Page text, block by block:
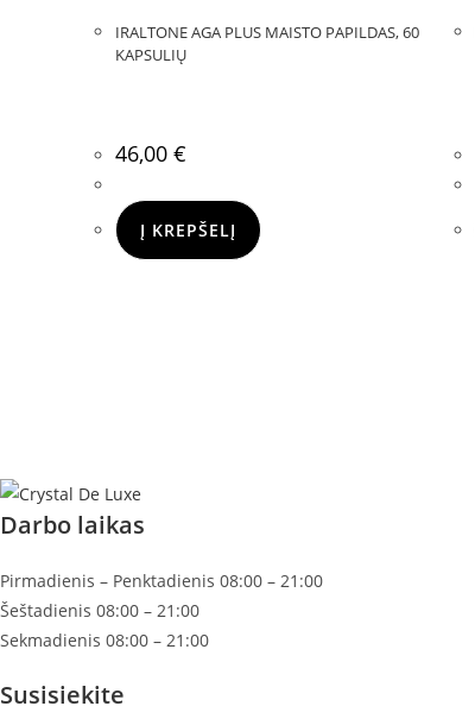
IRALTONE AGA PLUS MAISTO PAPILDAS, 60
KAPSULIŲ
46,00 €
Į KREPŠELĮ
Darbo laikas
Pirmadienis – Penktadienis 08:00 – 21:00
Šeštadienis 08:00 – 21:00
Sekmadienis 08:00 – 21:00
Susisiekite